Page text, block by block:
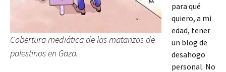
Cobertura mediática de las matanzas de
palestinos en Gaza.
para qué
quiero, a mi
edad, tener
un blog de
desahogo
personal. No